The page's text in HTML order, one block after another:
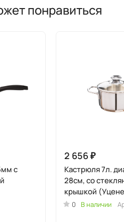
понравиться
с
2 656 ₽
Кастрюля 7л.
28см, со
крышкой
товар)
0 В наличии